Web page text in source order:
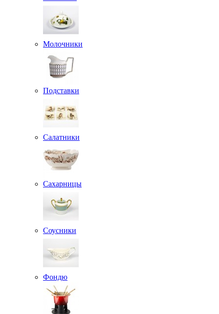
Молочники
Подставки
Салатники
Сахарницы
Соусники
Фондю